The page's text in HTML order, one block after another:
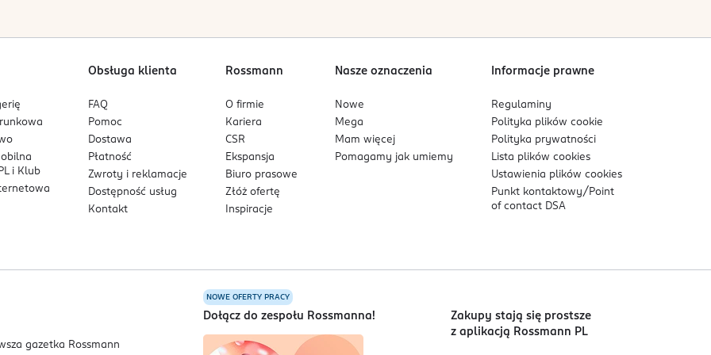
Sortowanie wgdata: od najnowszej
i Klub
Obsługa klienta
FAQ
Pomoc
Dostawa
Płatność
Zwroty i reklamacje
Dostępność usług
Kontakt
Rossmann
O firmie
Kariera
CSR
Ekspansja
Biuro prasowe
Złóż ofertę
Inspiracje
Nasze oznaczenia
Nowe
Mega
Mam więcej
Pomagamy jak umiemy
Informacje prawne
Regulaminy
Polityka plikówcookie
Polityka prywatności
Lista plikówcookies
Ustawienia plikówcookies
Punkt kontaktowy/ Point
of contact DSA
NOWE OFERTY PRACY
Dołącz do zespołu Rossmanna!
Zakupy stają się prostsze
z aplikacją Rossmann PL